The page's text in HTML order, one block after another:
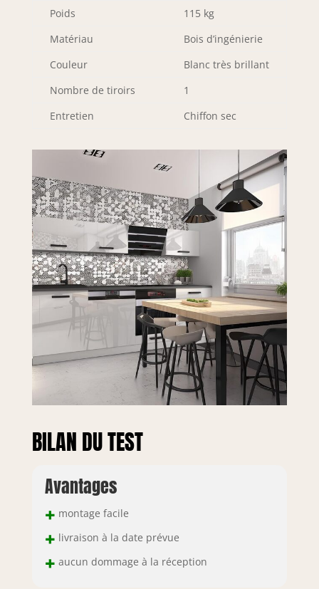
aluminium brossé
avec revêtement
galvanique pour
une grande
design moderne.
en hauteur
irrégularités du sol
et assurent une
stabilité optimale.
Poids
115 kg
Matériau
Bois d’ingénierie
Couleur
Blanc très brillant
Nombre de tiroirs
1
Entretien
Chiffon sec
BILAN DU TEST
Avantages
+ montage facile
+ livraison à la date prévue
+ aucun dommage à la réception